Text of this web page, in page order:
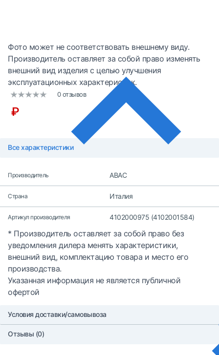
Фото может не соответствовать внешнему виду.
Производитель оставляет за собой право изменять
внешний вид изделия с целью улучшения
эксплуатационных характеристик.
0 отзывов
₽
Все характеристики
Производитель ABAC
Страна Италия
Артикул производителя 4102000975 (4102001584)
* Производитель оставляет за собой право без
уведомления дилера менять характеристики,
внешний вид, комплектацию товара и место его
производства.
Указанная информация не является публичной
офертой
Условия доставки/самовывоза
Отзывы (0)